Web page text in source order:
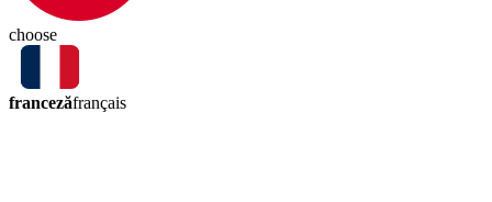
choose
francezăfrançais